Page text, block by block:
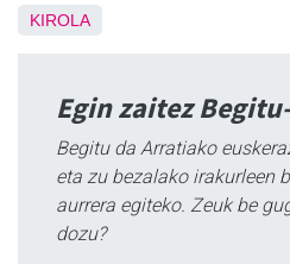
KIROLA
Egin zaitez
Begitu da Arratiako
eta zu bezalako irakurleen
aurrera egiteko. Zeuk be
dozu?